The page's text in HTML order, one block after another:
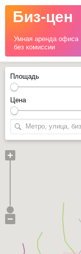
Биз-цен
Умная аренда офиса
без комиссии
Площадь
Цена